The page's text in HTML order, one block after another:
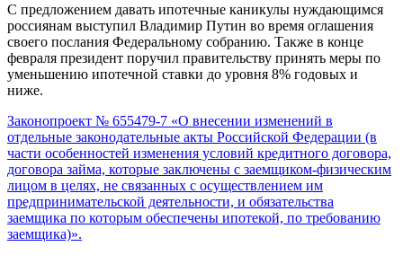
С предложением давать ипотечные каникулы нуждающимся
россиянам выступил Владимир Путин во время оглашения
своего послания Федеральному собранию. Также в конце
февраля президент поручил правительству принять меры по
уменьшению ипотечной ставки до уровня 8% годовых и
ниже.
Законопроект № 655479-7 «О внесении изменений в
отдельные законодательные акты Российской Федерации (в
части особенностей изменения условий кредитного договора,
договора займа, которые заключены с заемщиком-физическим
лицом в целях, не связанных с осуществлением им
предпринимательской деятельности, и обязательства
заемщика по которым обеспечены ипотекой, по требованию
заемщика)».